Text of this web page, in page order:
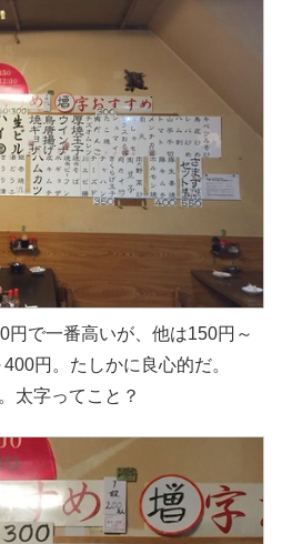
円で一番高いが、他は150円～
円。たしかに良心的だ。
太字ってこと？